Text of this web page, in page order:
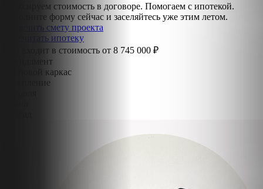
Фиксируем стоимость в договоре. Помогаем с ипотекой.
Заполните форму сейчас и заселяйтесь уже этим летом.
Получить смету проекта
Рассчитать ипотеку
Что входит в стоимость от 8 745 000 ₽
Фундамент
Силовой каркас
Утепление